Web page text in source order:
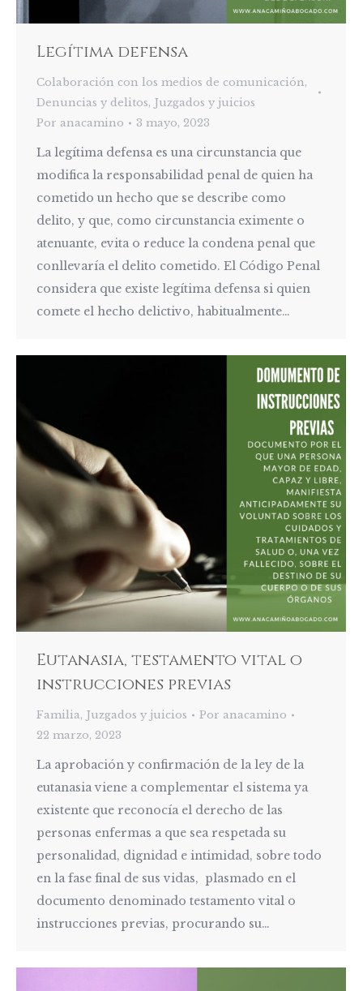
Legítima defensa
Colaboración con los medios de comunicación,
Denuncias y delitos, Juzgados y juicios
Por anacamino 3 mayo, 2023
La legítima defensa es una circunstancia que
modifica la responsabilidad penal de quien ha
cometido un hecho que se describe como
delito, y que, como circunstancia eximente o
atenuante, evita o reduce la condena penal que
conllevaría el delito cometido. El Código Penal
considera que existe legítima defensa si quien
comete el hecho delictivo, habitualmente…
Eutanasia, testamento vital o
instrucciones previas
Familia, Juzgados y juicios Por anacamino
22 marzo, 2023
La aprobación y confirmación de la ley de la
eutanasia viene a complementar el sistema ya
existente que reconocía el derecho de las
personas enfermas a que sea respetada su
personalidad, dignidad e intimidad, sobre todo
en la fase final de sus vidas, plasmado en el
documento denominado testamento vital o
instrucciones previas, procurando su…